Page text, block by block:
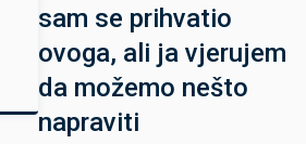
sam se prihvatio
ovoga, ali ja vjerujem
da možemo nešto
napraviti